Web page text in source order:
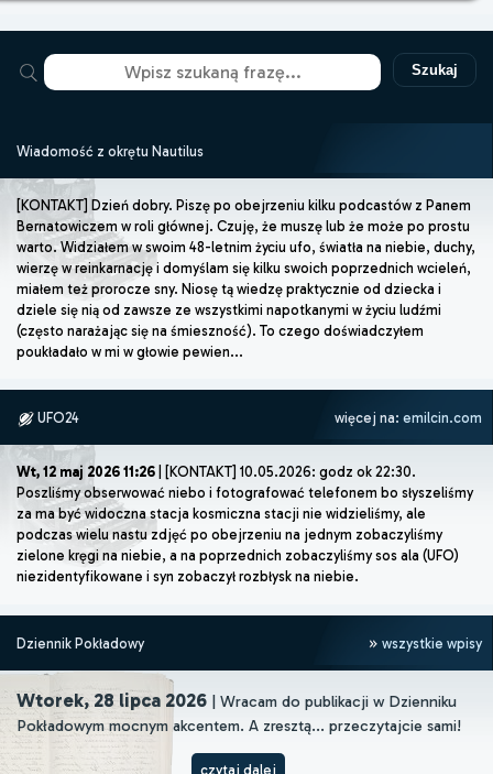
Szukaj
Wiadomość z okrętu Nautilus
[KONTAKT] Dzień dobry. Piszę po obejrzeniu kilku podcastów z Panem
Bernatowiczem w roli głównej. Czuję, że muszę lub że może po prostu
warto. Widziałem w swoim 48-letnim życiu ufo, światła na niebie, duchy,
wierzę w reinkarnację i domyślam się kilku swoich poprzednich wcieleń,
miałem też prorocze sny. Niosę tą wiedzę praktycznie od dziecka i
dziele się nią od zawsze ze wszystkimi napotkanymi w życiu ludźmi
(często narażając się na śmieszność). To czego doświadczyłem
poukładało w mi w głowie pewien...
UFO24 więcej na: emilcin.com
Wt, 12 maj 2026 11:26 | [KONTAKT] 10.05.2026: godz ok 22:30.
Poszliśmy obserwować niebo i fotografować telefonem bo słyszeliśmy
za ma być widoczna stacja kosmiczna stacji nie widzieliśmy, ale
podczas wielu nastu zdjęć po obejrzeniu na jednym zobaczyliśmy
zielone kręgi na niebie, a na poprzednich zobaczyliśmy sos ala (UFO)
niezidentyfikowane i syn zobaczył rozbłysk na niebie.
Dziennik Pokładowy wszystkie wpisy
Wtorek, 28 lipca 2026 | Wracam do publikacji w Dzienniku
Pokładowym mocnym akcentem. A zresztą... przeczytajcie sami!
czytaj dalej